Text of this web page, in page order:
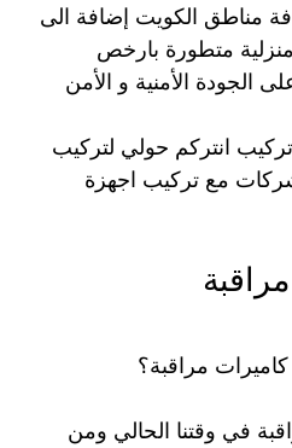
مناطق الكويت إضافة الى
متطورة بارخص
الجودة الأمنية و الأمن
انتركم حولي لتركيب
مع تركيب اجهزة
مراقبة؟
في وقتنا الحالي ومن